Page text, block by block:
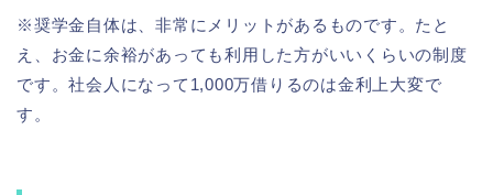
※奨学金自体は、非常にメリットがあるものです。たと
え、お金に余裕があっても利用した方がいいくらいの制度
です。社会人になって1,000万借りるのは金利上大変で
す。